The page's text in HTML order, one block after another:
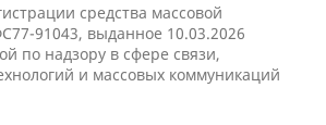
средства массовой
91043, выданное 10.03.2026
по надзору в сфере связи,
и массовых коммуникаций